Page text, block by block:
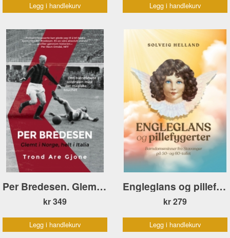
Legg i handlekurv Legg i handlekurv
Per Bredesen. Glemt i Norge, helt i Italia
kr 349
Legg i handlekurv
Engleglans og pillefygerter POCKET
kr 279
Legg i handlekurv